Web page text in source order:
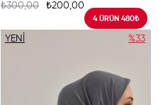
₺200,00
₺300,00
4 ÜRÜN 480₺
%33
YENI